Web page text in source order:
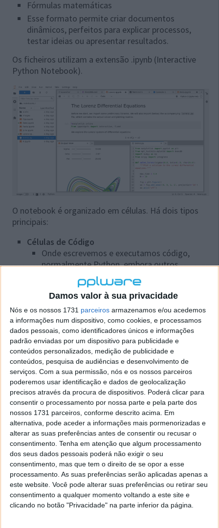
Damos valor à sua privacidade
Nós e os nossos 1731 parceiros armazenamos e/ou acedemos
a informações num dispositivo, como cookies, e processamos
dados pessoais, como identificadores únicos e informações
padrão enviadas por um dispositivo para publicidade e
conteúdos personalizados, medição de publicidade e
conteúdos, pesquisa de audiências e desenvolvimento de
serviços. Com a sua permissão, nós e os nossos parceiros
poderemos usar identificação e dados de geolocalização
precisos através da procura de dispositivos. Poderá clicar para
consentir o processamento por nossa parte e pela parte dos
nossos 1731 parceiros, conforme descrito acima. Em
alternativa, pode aceder a informações mais pormenorizadas e
alterar as suas preferências antes de consentir ou recusar o
consentimento. Tenha em atenção que algum processamento
dos seus dados pessoais poderá não exigir o seu
consentimento, mas que tem o direito de se opor a esse
processamento. As suas preferências serão aplicadas apenas a
este website. Você pode alterar suas preferências ou retirar seu
consentimento a qualquer momento voltando a este site e
clicando no botão "Privacidade" na parte inferior da página.
Fórmulas matemáticas
Esse formato permite criar documentos
dinâmicos, perfeitos para explicar processos,
testar ideias ou apresentar resultados.
Os ficheiros utilizam a extensão .ipynb (Interactive
Python Notebook).
O notebook é organizado em células. Há dois tipos
principais:
Células de Código
Onde escrevemos e executamos código,
normalmente Python, embora outros
idiomas também sejam suportados.
(Ao executar a célula, o resultado aparece
imediatamente abaixo (valores, tabelas,
gráficos, erros, etc.))
Células de Markdown
Onde se escreve texto formatado, criando:
Títulos e subtítulos
Explicações
Listas
Imagens
Fórmulas matemáticas com LaTeX
Isto torna o notebook ideal para relatórios técnicos,
tutoriais e investigação.
A plataforma Jupyter Notebooks revolucionou a
forma como aprendemos, explicamos e trabalhamos
com código. A capacidade de misturar programação,
documentação e visualização num único ambiente
faz deles uma ferramenta indispensável para quem
quer explorar dados, desenvolver modelos ou